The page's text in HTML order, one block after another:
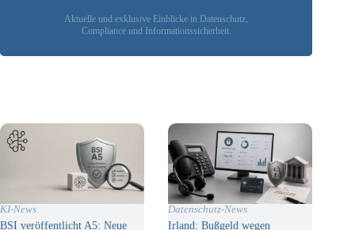
Aktuelle und exklusive Einblicke in Datenschutz,
Compliance und Informationssicherheit.
KI-News
BSI veröffentlicht A5: Neue
Datenschutz-News
Irland: Bußgeld wegen